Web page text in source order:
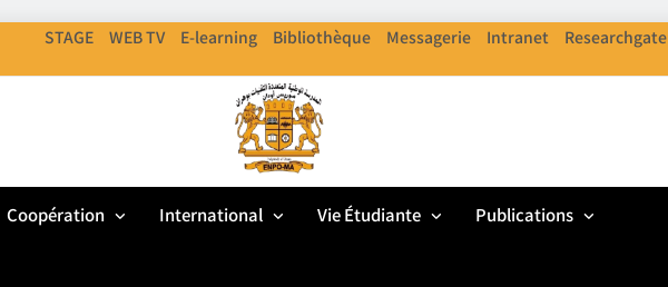
STAGE WEB TV E-learning Bibliothèque Messagerie Intranet Researchgate
ENPO
Ecole Nationale Polythechnique D'Oran
Coopération International Vie Étudiante Publications